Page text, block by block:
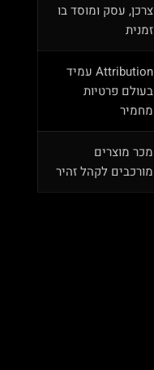
צרכן, עסק ומוסד בו
זמנית
Attribution עמיד
בעולם פרטיות
מחמיר
מכר מוצרים
מורכבים לקהל זהיר